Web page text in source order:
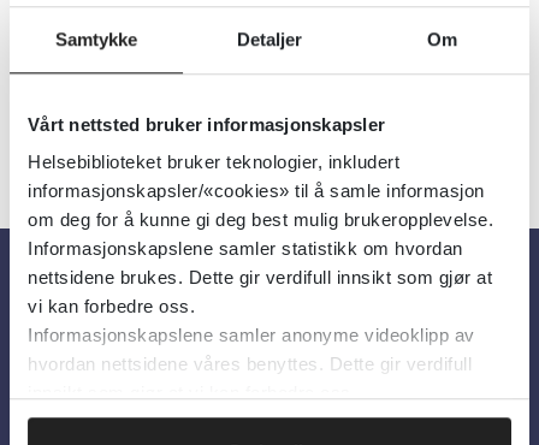
Samtykke Detaljer Om
Vårt nettsted bruker informasjonskapsler
Helsebiblioteket bruker teknologier, inkludert
informasjonskapsler/«cookies» til å samle informasjon
om deg for å kunne gi deg best mulig brukeropplevelse.
Informasjonskapslene samler statistikk om hvordan
nettsidene brukes. Dette gir verdifull innsikt som gjør at
vi kan forbedre oss.
Informasjonskapslene samler anonyme videoklipp av
hvordan nettsidene våres benyttes. Dette gir verdifull
« 1 2 »
Om oss